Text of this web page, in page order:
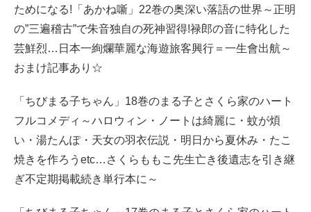
ためになる!「あかね噺」22巻の奥深い落語の世界～正明
の”三遍稽古”で朱音独自の死神習得!禄郎の音に特化した
芸鮮烈…日本一絢爛華麗な海遊旅客興行＝一生會出航～
おまけ記事あり☆
「ちびまる子ちゃん」18巻のまる子とさくら家のハート
フルコメディ～ハロウィン・ノートは綺麗に・蚊が煩
い・湯たんぽ・天女の羽衣伝説・明日から夏休み・たこ
焼きを作ろうetc…さくらももこ先生亡き後遺志を引き継
ぎ不定期掲載続き単行本に～